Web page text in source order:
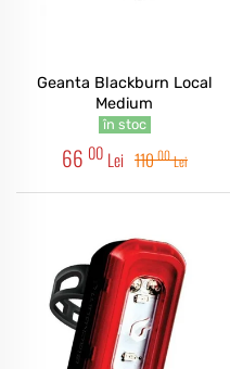
Geanta Blackburn Local
Medium
în stoc
66 00 Lei 11000Lei